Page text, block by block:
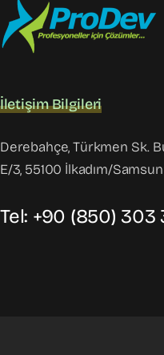
İletişim Bilgileri
Derebahçe, Türkmen Sk.
E/3, 55100 İlkadım/Samsun
Tel: +90 (850) 303